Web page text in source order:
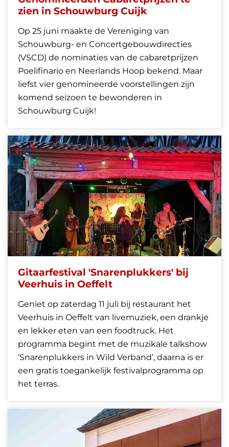
zien in Schouwburg Cuijk
Op 25 juni maakte de Vereniging van
Schouwburg- en Concertgebouwdirecties
(VSCD) de nominaties van de cabaretprijzen
Poelifinario en Neerlands Hoop bekend. Maar
liefst vier genomineerde voorstellingen zijn
komend seizoen te bewonderen in
Schouwburg Cuijk!
Gitaarfestival 'Snarenplukkers' bij
Veerhuis in Oeffelt
Geniet op zaterdag 11 juli bij restaurant het
Veerhuis in Oeffelt van livemuziek, een drankje
en lekker eten van een foodtruck. Het
programma begint met de muzikale talkshow
‘Snarenplukkers in Wild Verband’, daarna is er
een gratis toegankelijk festivalprogramma op
het terras.